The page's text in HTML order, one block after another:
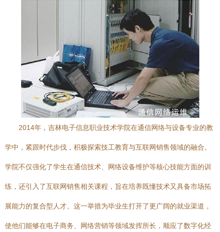
2014年，吉林电子信息职业技术学院在通信网络与设备专业的教
学中，紧跟时代步伐，积极探索技工教育与互联网销售领域的融合。
学院不仅强化了学生在通信技术、网络设备维护等核心技能方面的训
练，还引入了互联网销售相关课程，旨在培养既懂技术又具备市场拓
展能力的复合型人才。这一举措为毕业生打开了更广阔的就业渠道，
使他们能够在电子商务、网络营销等领域发挥所长，顺应了数字化经